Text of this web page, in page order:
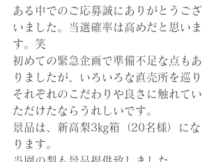
ある中でのご応募誠にありがとうござ
いました。当選確率は高めだと思いま
す。笑
初めての緊急企画で準備不足な点もあ
りましたが、いろいろな直売所を巡り
それぞれのこだわりや良さに触れてい
ただけたならうれしいです。
景品は、新高梨3㎏箱（20名様）にな
ります。